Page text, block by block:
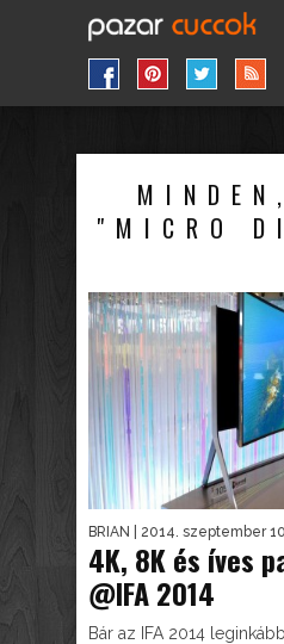
"MICRO
BRIAN | 2014. szeptember
4K, 8K és íves
@IFA 2014
Bár az IFA 2014